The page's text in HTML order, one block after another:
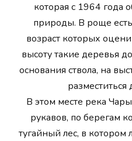
которая с 1964 года
природы. В роще
возраст которых
высоту такие деревья
основания ствола, на
разместиться
В этом месте река
рукавов, по берегам
тугайный лес, в котором